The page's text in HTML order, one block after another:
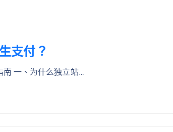
支付？
一、为什么独立站…